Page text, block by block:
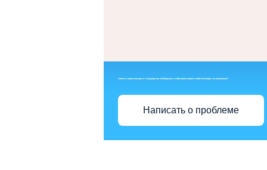
Знаете, какая помощь от государства необходима, чтобы реализовать свой потенциал на максимум?
Написать о проблеме